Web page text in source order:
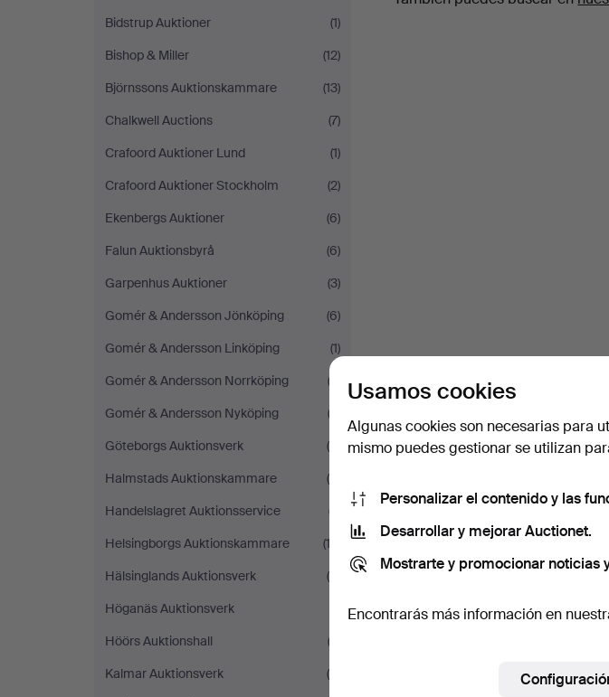
Bidstrup Auktioner
(1)
Bishop & Miller
(12)
Björnssons Auktionskammare
(13)
Chalkwell Auctions
(7)
Crafoord Auktioner Lund
(1)
Crafoord Auktioner Stockholm
(2)
Ekenbergs Auktioner
(6)
Falun Auktionsbyrå
(6)
Garpenhus Auktioner
(3)
Gomér & Andersson Jönköping
(6)
Gomér & Andersson Linköping
(1)
Gomér & Andersson Norrköping
(2)
Gomér & Andersson Nyköping
(2)
Göteborgs Auktionsverk
(8)
Halmstads Auktionskammare
(8)
Handelslagret Auktionsservice
(7)
Helsingborgs Auktionskammare
(13)
Hälsinglands Auktionsverk
(4)
Höganäs Auktionsverk
Höörs Auktionshall
(3)
Kalmar Auktionsverk
(8)
Usamos cookies
Algunas cookies son necesarias para
mismo puedes gestionar se utilizan
Personalizar el contenido y las
Desarrollar y mejorar Auctionet.
Mostrarte y promocionar noticias
Encontrarás más información en